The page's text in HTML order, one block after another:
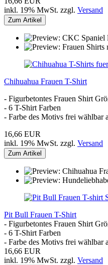
inkl. 19% MwSt. zzgl. Versand
Zum Artikel
Chihuahua Frauen T-Shirt
- Figurbetontes Frauen Shirt
- 6 T-Shirt Farben
- Farbe des Motivs frei wählbar
16,66 EUR
inkl. 19% MwSt. zzgl. Versand
Zum Artikel
Pit Bull Frauen T-Shirt
- Figurbetontes Frauen Shirt
- 6 T-Shirt Farben
- Farbe des Motivs frei wählbar
16,66 EUR
inkl. 19% MwSt. zzgl. Versand